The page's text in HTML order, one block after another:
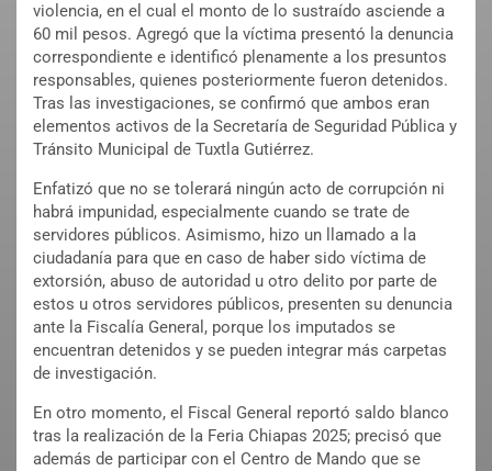
violencia, en el cual el monto de lo sustraído asciende a
60 mil pesos. Agregó que la víctima presentó la denuncia
correspondiente e identificó plenamente a los presuntos
responsables, quienes posteriormente fueron detenidos.
Tras las investigaciones, se confirmó que ambos eran
elementos activos de la Secretaría de Seguridad Pública y
Tránsito Municipal de Tuxtla Gutiérrez.
Enfatizó que no se tolerará ningún acto de corrupción ni
habrá impunidad, especialmente cuando se trate de
servidores públicos. Asimismo, hizo un llamado a la
ciudadanía para que en caso de haber sido víctima de
extorsión, abuso de autoridad u otro delito por parte de
estos u otros servidores públicos, presenten su denuncia
ante la Fiscalía General, porque los imputados se
encuentran detenidos y se pueden integrar más carpetas
de investigación.
En otro momento, el Fiscal General reportó saldo blanco
tras la realización de la Feria Chiapas 2025; precisó que
además de participar con el Centro de Mando que se